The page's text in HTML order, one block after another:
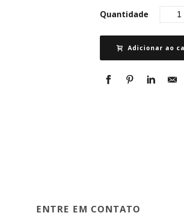
Quantidade
Adicionar ao
ENTRE EM CONTATO